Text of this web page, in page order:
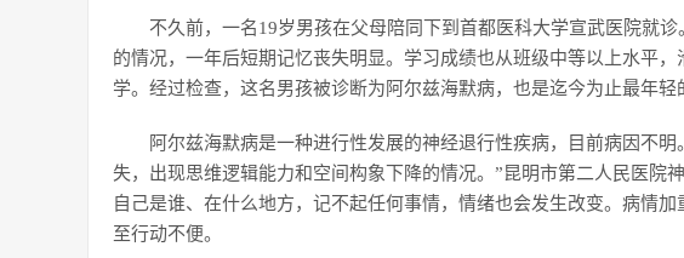
不久前，一名19岁男孩在父母陪同下到首都医科大学宣武医院就
的情况，一年后短期记忆丧失明显。学习成绩也从班级中等以上水平
学。经过检查，这名男孩被诊断为阿尔兹海默病，也是迄今为止最年轻
阿尔兹海默病是一种进行性发展的神经退行性疾病，目前病因不
失，出现思维逻辑能力和空间构象下降的情况。”昆明市第二人民医院
自己是谁、在什么地方，记不起任何事情，情绪也会发生改变。病情
至行动不便。